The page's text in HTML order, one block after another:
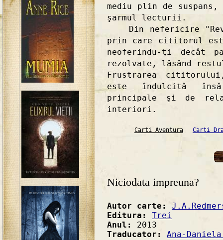
mediu plin de
şarmul lecturii.
Din nefericire
prin care cititorul
neoferindu-ţi decât
rezolvate, lăsând
Frustrarea
este îndulcită însă
principale şi de
interiori.
Carti Aventura Carti
Niciodata impreuna?
Autor carte:
Editura: Trei
Anul: 2013
Traducator: Ana-